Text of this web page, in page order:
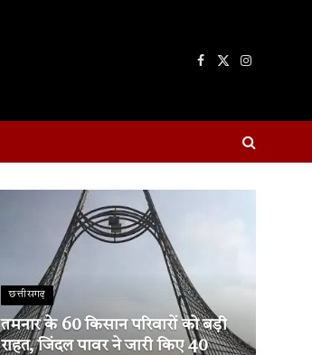
Facebook
X
Instagram
छत्तीसगढ़
तमनार के 60 किसान परिवारों को बड़ी
राहत, जिंदल पावर ने जारी किए 40